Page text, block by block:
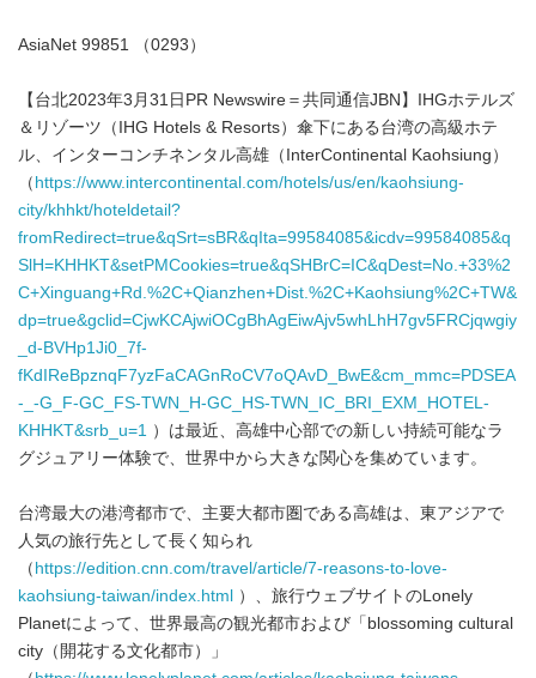
AsiaNet 99851 （0293）
【台北2023年3月31日PR Newswire＝共同通信JBN】IHGホテルズ
＆リゾーツ（IHG Hotels & Resorts）傘下にある台湾の高級ホテ
ル、インターコンチネンタル高雄（InterContinental Kaohsiung）
（ https://www.intercontinental.com/hotels/us/en/kaohsiung-
city/khhkt/hoteldetail?
fromRedirect=true&qSrt=sBR&qIta=99584085&icdv=99584085&q
SlH=KHHKT&setPMCookies=true&qSHBrC=IC&qDest=No.+33%2
C+Xinguang+Rd.%2C+Qianzhen+Dist.%2C+Kaohsiung%2C+TW&
dp=true&gclid=CjwKCAjwiOCgBhAgEiwAjv5whLhH7gv5FRCjqwgiy
_d-BVHp1Ji0_7f-
fKdIReBpznqF7yzFaCAGnRoCV7oQAvD_BwE&cm_mmc=PDSEA
-_-G_F-GC_FS-TWN_H-GC_HS-TWN_IC_BRI_EXM_HOTEL-
KHHKT&srb_u=1 ）は最近、高雄中心部での新しい持続可能なラ
グジュアリー体験で、世界中から大きな関心を集めています。
台湾最大の港湾都市で、主要大都市圏である高雄は、東アジアで
人気の旅行先として長く知られ
（ https://edition.cnn.com/travel/article/7-reasons-to-love-
kaohsiung-taiwan/index.html ）、旅行ウェブサイトのLonely
Planetによって、世界最高の観光都市および「blossoming cultural
city（開花する文化都市）」